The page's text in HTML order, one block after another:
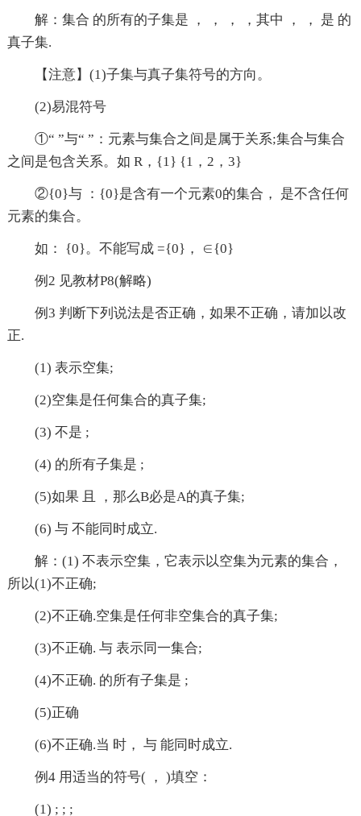
解：集合 的所有的子集是 ， ， ， ，其中 ， ， 是 的
真子集.
【注意】(1)子集与真子集符号的方向。
(2)易混符号
①“ ”与“ ”：元素与集合之间是属于关系;集合与集合
之间是包含关系。如 R，{1} {1，2，3}
②{0}与 ：{0}是含有一个元素0的集合， 是不含任何
元素的集合。
如： {0}。不能写成 ={0}， ∈{0}
例2 见教材P8(解略)
例3 判断下列说法是否正确，如果不正确，请加以改
正.
(1) 表示空集;
(2)空集是任何集合的真子集;
(3) 不是 ;
(4) 的所有子集是 ;
(5)如果 且 ，那么B必是A的真子集;
(6) 与 不能同时成立.
解：(1) 不表示空集，它表示以空集为元素的集合，
所以(1)不正确;
(2)不正确.空集是任何非空集合的真子集;
(3)不正确. 与 表示同一集合;
(4)不正确. 的所有子集是 ;
(5)正确
(6)不正确.当 时， 与 能同时成立.
例4 用适当的符号( ， )填空：
(1) ; ; ;